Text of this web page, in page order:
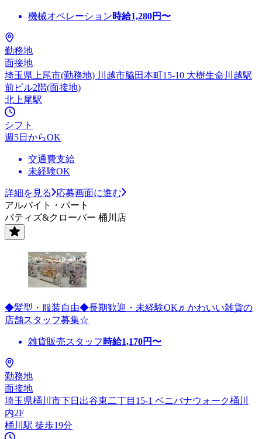
機械オペレーション時給1,280円〜
勤務地
面接地
埼玉県上尾市(勤務地) 川越市脇田本町15-10 大樹生命川越駅
前ビル2階(面接地)
北上尾駅
シフト
週5日からOK
交通費支給
未経験OK
詳細を見る
応募画面に進む
アルバイト・パート
パティズ&クローバー 桶川店
◆髪型・服装自由◆長期歓迎・未経験OK♬かわいい雑貨の
店舗スタッフ募集☆
雑貨販売スタッフ 時給1,170円〜
勤務地
面接地
埼玉県桶川市下日出谷東二丁目15-1 ベニバナウォーク桶川
内2F
桶川駅 徒歩19分